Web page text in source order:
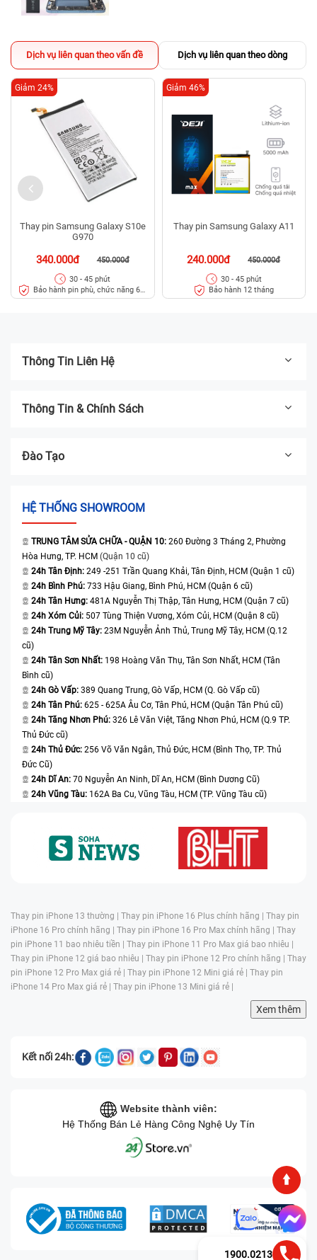
Dịch vụ liên quan theo vấn đề Dịch vụ liên quan theo dòng
Thay pin Samsung Galaxy S10e
G970
340.000đ 450.000đ
Giảm 24%
30 - 45 phút
Bảo hành pin phù, chức năng 6
tháng
Thay pin Samsung Galaxy A11
240.000đ 450.000đ
Giảm 46%
30 - 45 phút
Bảo hành 12 tháng
Thông Tin Liên Hệ
Thông Tin & Chính Sách
Đào Tạo
HỆ THỐNG SHOWROOM
TRUNG TÂM SỬA CHỮA - QUẬN 10: 260 Đường 3 Tháng 2, Phường
Hòa Hưng, TP. HCM (Quận 10 cũ)
24h Tân Định: 249 -251 Trần Quang Khải, Tân Định, HCM (Quận 1 cũ)
24h Bình Phú: 733 Hậu Giang, Bình Phú, HCM (Quận 6 cũ)
24h Tân Hưng: 481A Nguyễn Thị Thập, Tân Hưng, HCM (Quận 7 cũ)
24h Xóm Củi: 507 Tùng Thiện Vương, Xóm Củi, HCM (Quận 8 cũ)
24h Trung Mỹ Tây: 23M Nguyễn Ảnh Thủ, Trung Mỹ Tây, HCM (Q.12
cũ)
24h Tân Sơn Nhất: 198 Hoàng Văn Thụ, Tân Sơn Nhất, HCM (Tân
Bình cũ)
24h Gò Vấp: 389 Quang Trung, Gò Vấp, HCM (Q. Gò Vấp cũ)
24h Tân Phú: 625 - 625A Âu Cơ, Tân Phú, HCM (Quận Tân Phú cũ)
24h Tăng Nhơn Phú: 326 Lê Văn Việt, Tăng Nhơn Phú, HCM (Q.9 TP.
Thủ Đức cũ)
24h Thủ Đức: 256 Võ Văn Ngân, Thủ Đức, HCM (Bình Thọ, TP. Thủ
Đức Cũ)
24h Dĩ An: 70 Nguyễn An Ninh, Dĩ An, HCM (Bình Dương Cũ)
24h Vũng Tàu: 162A Ba Cu, Vũng Tàu, HCM (TP. Vũng Tàu cũ)
Thay pin iPhone 13 thường | Thay pin iPhone 16 Plus chính hãng | Thay pin
iPhone 16 Pro chính hãng | Thay pin iPhone 16 Pro Max chính hãng | Thay
pin iPhone 11 bao nhiêu tiền | Thay pin iPhone 11 Pro Max giá bao nhiêu |
Thay pin iPhone 12 giá bao nhiêu | Thay pin iPhone 12 Pro chính hãng | Thay
pin iPhone 12 Pro Max giá rẻ | Thay pin iPhone 12 Mini giá rẻ | Thay pin
iPhone 14 Pro Max giá rẻ | Thay pin iPhone 13 Mini giá rẻ |
Xem thêm
Kết nối 24h:
Website thành viên:
Hệ Thống Bán Lẻ Hàng Công Nghệ Uy Tín
1900.0213